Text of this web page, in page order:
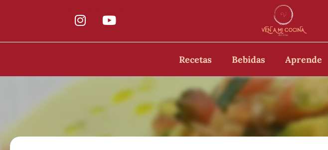
Recetas Bebidas Aprende